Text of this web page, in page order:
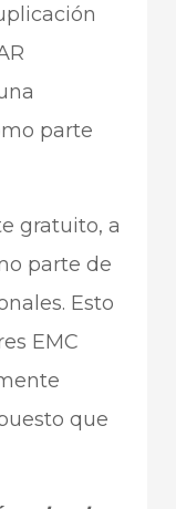
parte
gratuito, a
parte de
Esto
EMC
que